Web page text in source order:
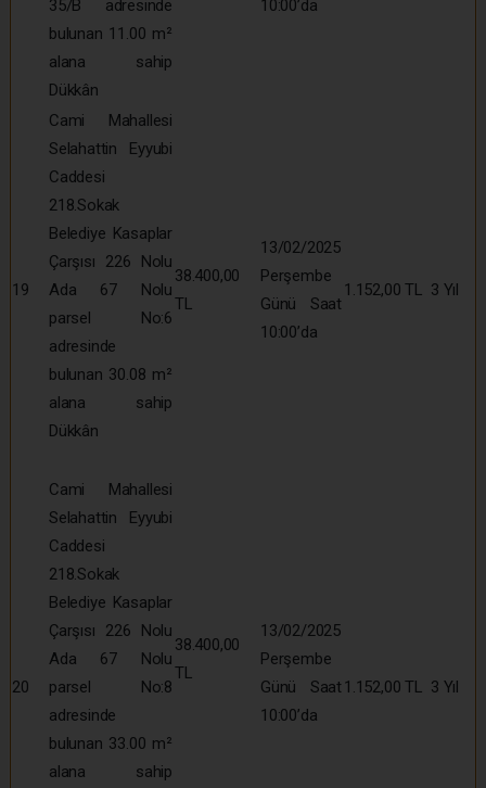
35/B adresinde
bulunan 11.00 m²
alana sahip
Dükkân
10:00’da
19
Cami Mahallesi
Selahattin Eyyubi
Caddesi
218.Sokak
Belediye Kasaplar
Çarşısı 226 Nolu
Ada 67 Nolu
parsel No:6
adresinde
bulunan 30.08 m²
alana sahip
Dükkân
38.400,00
TL
13/02/2025
Perşembe
Günü Saat
10:00’da
1.152,00 TL 3 Yıl
20
Cami Mahallesi
Selahattin Eyyubi
Caddesi
218.Sokak
Belediye Kasaplar
Çarşısı 226 Nolu
Ada 67 Nolu
parsel No:8
adresinde
bulunan 33.00 m²
alana sahip
38.400,00
TL
13/02/2025
Perşembe
Günü Saat
10:00’da
1.152,00 TL 3 Yıl